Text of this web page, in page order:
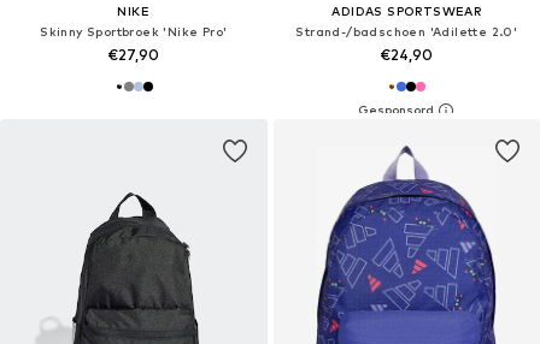
NIKE
Skinny Sportbroek 'Nike Pro'
€27,90
ADIDAS SPORTSWEAR
Strand-/badschoen 'Adilette 2.0'
€24,90